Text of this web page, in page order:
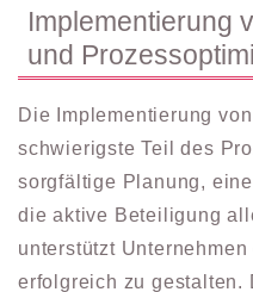
Implementierung
und
Die Implementierung
schwierigste Teil des
sorgfältige Planung,
die aktive Beteiligung
unterstützt
erfolgreich zu gestalten.